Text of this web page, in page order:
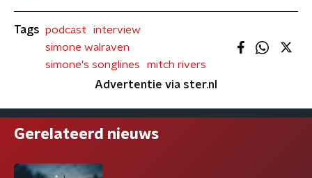
Tags podcast
interview
simone walraven
simone's songlines
mitch rivers
Advertentie via ster.nl
Gerelateerd nieuws